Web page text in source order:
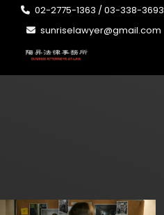
02-2775-1363 / 03-338-3693
sunriselawyer@gmail.com